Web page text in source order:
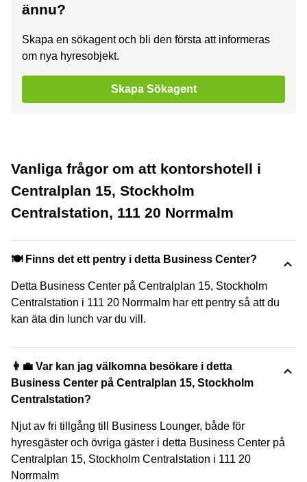
ännu?
Skapa en sökagent och bli den första att informeras
om nya hyresobjekt.
Skapa Sökagent
Vanliga frågor om att kontorshotell i
Centralplan 15, Stockholm
Centralstation, 111 20 Norrmalm
🍽️ Finns det ett pentry i detta Business Center?
Detta Business Center på Centralplan 15, Stockholm
Centralstation i 111 20 Norrmalm har ett pentry så att du
kan äta din lunch var du vill.
👩‍💼 Var kan jag välkomna besökare i detta
Business Center på Centralplan 15, Stockholm
Centralstation?
Njut av fri tillgång till Business Lounger, både för
hyresgäster och övriga gäster i detta Business Center på
Centralplan 15, Stockholm Centralstation i 111 20
Norrmalm